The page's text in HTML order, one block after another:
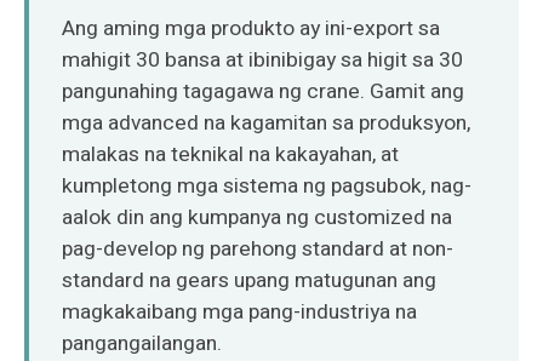
Ang aming mga produkto ay ini-export sa
mahigit 30 bansa at ibinibigay sa higit sa 30
pangunahing tagagawa ng crane. Gamit ang
mga advanced na kagamitan sa produksyon,
malakas na teknikal na kakayahan, at
kumpletong mga sistema ng pagsubok, nag-
aalok din ang kumpanya ng customized na
pag-develop ng parehong standard at non-
standard na gears upang matugunan ang
magkakaibang mga pang-industriya na
pangangailangan.